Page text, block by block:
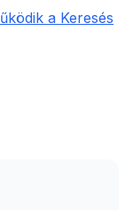
a Keresés